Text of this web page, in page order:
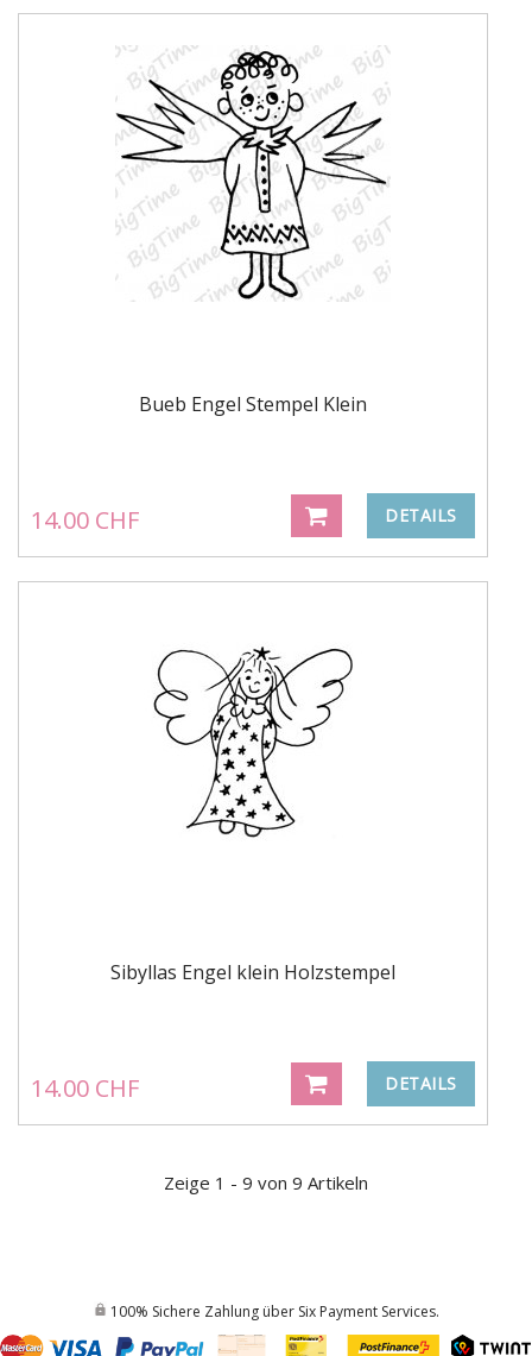
Bueb Engel Stempel Klein
14.00 CHF DETAILS
Sibyllas Engel klein Holzstempel
14.00 CHF DETAILS
Zeige 1 - 9 von 9 Artikeln
100% Sichere Zahlung über Six Payment Services.